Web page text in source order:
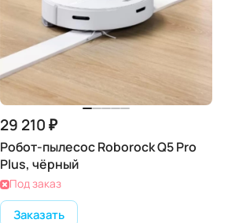
29 210 ₽
Робот-пылесос Roborock Q5 Pro
Plus, чёрный
Под заказ
Заказать